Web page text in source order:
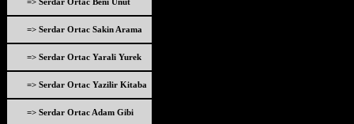
=> Serdar Ortac Sakin Arama
=> Serdar Ortac Yarali Yurek
=> Serdar Ortac Yazilir Kitaba
=> Serdar Ortac Adam Gibi